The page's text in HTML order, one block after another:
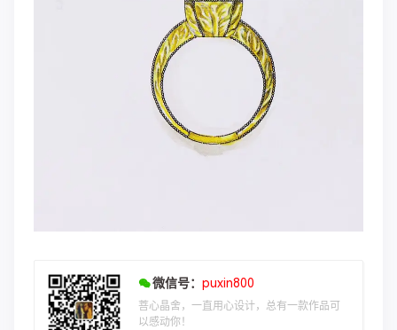
微信号： puxin800
菩心晶舍，一直用心设计，总有一款作品可
以感动你！